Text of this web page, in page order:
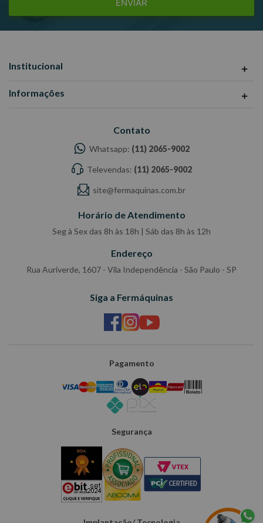
ENVIAR
Institucional
Informações
Contato
Whatsapp: (11) 2065-9002
Televendas: (11) 2065-9002
site@fermaquinas.com.br
Horário de Atendimento
Seg à Sex das 8h às 18h | Sáb das 8h às 12h
Endereço
Rua Auriverde, 1607 - Vila Independência - São Paulo - SP
Siga a Fermáquinas
Pagamento
Segurança